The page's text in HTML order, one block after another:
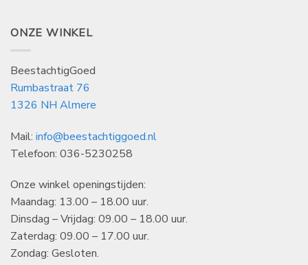
ONZE WINKEL
BeestachtigGoed
Rumbastraat 76
1326 NH Almere
Mail: info@beestachtiggoed.nl
Telefoon: 036-5230258
Onze winkel openingstijden:
Maandag: 13.00 – 18.00 uur.
Dinsdag – Vrijdag: 09.00 – 18.00 uur.
Zaterdag: 09.00 – 17.00 uur.
Zondag: Gesloten.